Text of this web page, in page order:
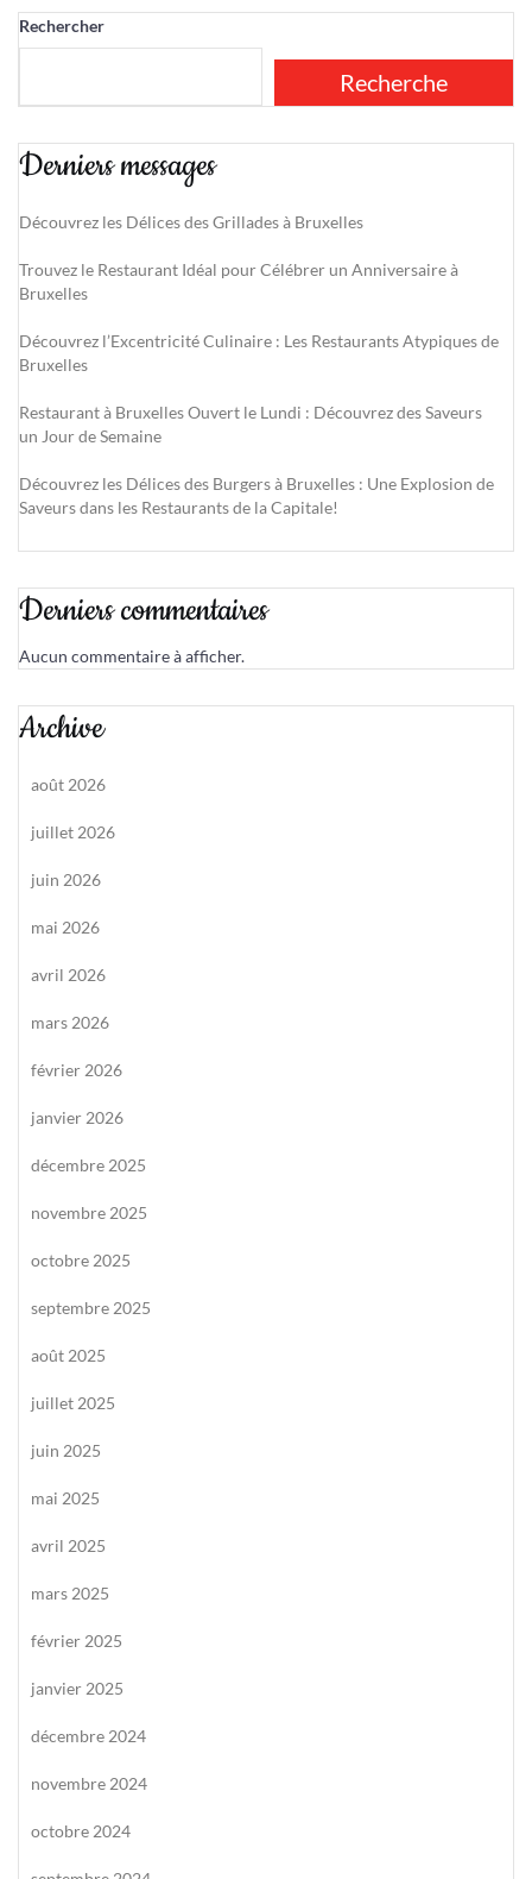
Rechercher
Recherche
Derniers messages
Découvrez les Délices des Grillades à Bruxelles
Trouvez le Restaurant Idéal pour Célébrer un Anniversaire à
Bruxelles
Découvrez l’Excentricité Culinaire : Les Restaurants Atypiques de
Bruxelles
Restaurant à Bruxelles Ouvert le Lundi : Découvrez des Saveurs
un Jour de Semaine
Découvrez les Délices des Burgers à Bruxelles : Une Explosion de
Saveurs dans les Restaurants de la Capitale!
Derniers commentaires
Aucun commentaire à afficher.
Archive
août 2026
juillet 2026
juin 2026
mai 2026
avril 2026
mars 2026
février 2026
janvier 2026
décembre 2025
novembre 2025
octobre 2025
septembre 2025
août 2025
juillet 2025
juin 2025
mai 2025
avril 2025
mars 2025
février 2025
janvier 2025
décembre 2024
novembre 2024
octobre 2024